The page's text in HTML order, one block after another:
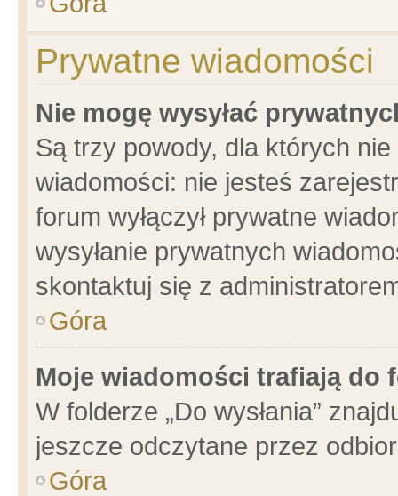
Prywatne wiadomości
Nie mogę wysyłać
Są trzy powody, dla których
wiadomości: nie jesteś
forum wyłączył prywatne
wysyłanie prywatnych
skontaktuj się z
Góra
Moje wiadomości trafiają do
W folderze „Do wysłania”
jeszcze odczytane przez
Góra